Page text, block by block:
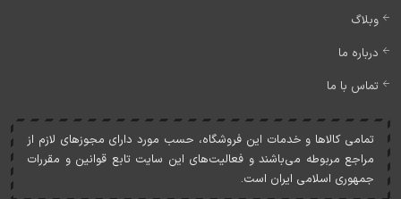
وبلاگ
درباره ما
تماس با ما
تمامی کالاها و خدمات اين فروشگاه، حسب مورد دارای مجوزهای لازم از
مراجع مربوطه می‌باشند و فعاليت‌های اين سايت تابع قوانين و مقررات
جمهوری اسلامی ايران است.